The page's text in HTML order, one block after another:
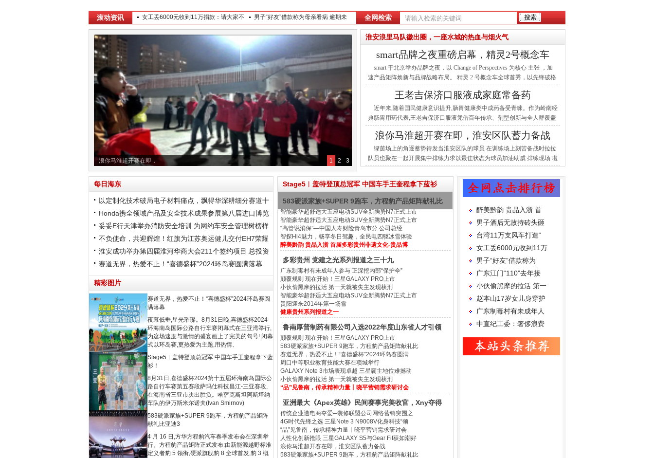
滚动资讯 女工丢6000元收到11万捐款：请大家不要 男子“好友”借款称为母亲看病 逾期未 广东江门“110”去年接57万个无效报警 小伙偷黑摩的拉活 第一天就被失主发现
全网检索
浪你马淮超开赛在即， 1 2 3
淮安浪里马队徽出圈，一座水城的热血与烟火气
smart品牌之夜重磅启幕，精灵2号概念车
smart 于北京举办品牌之夜，以 Change of Perspectives 为核心 主张 ，加
速产品矩阵焕新与品牌战略布局。 精灵 2 号概念车全球首秀，以先锋破格
美学设计， 前瞻演绎 经典两座都市座驾的全新 进化 。 量产
王老吉保济口服液成家庭常备药
近年来,随着国民健康意识提升,肠胃健康类中成药备受青睐。作为岭南经
典肠胃用药代表,王老吉保济口服液凭借百年传承、剂型创新与全人群覆盖
优势,稳居行业头部地位,成为亿万家庭信赖的常备健康选择。 王老吉
浪你马淮超开赛在即，淮安区队蓄力备战
绿茵场上的角逐蓄势待发当淮安区队的球员 在训练场上刻苦备战时拉拉
队员也聚在一起开展集中排练力求以最佳状态为球员加油助威 排练现场 啦
啦队员全情投入铿锵有力的鼓点声中队员们不断练习 磨合口号呐喊助
每日海东
以定制化技术破局电子材料痛点，飘得华深耕细分赛道十
Honda携全领域产品及安全技术成果参展第八届进口博览
妥妥E行天津举办消防安全培训 为网约车安全管理树榜样
不负使命，共迎辉煌！红旗为江苏奥运健儿交付EH7荣耀
淮安成功举办第四届淮河华商大会211个签约项目 总投资
赛道无界，热爱不止！“喜德盛杯”2024环岛赛圆满落幕
精彩图片
赛道无界，热爱不止！“喜德盛杯”2024环岛赛圆
满落幕
夜幕低垂,星光璀璨。8月31日晚,喜德盛杯2024
环海南岛国际公路自行车赛闭幕式在三亚湾举行,
为这场速度与激情的盛宴画上了完美的句号! 闭幕
式以环岛赛,更热爱为主题,用热情、
Stage5︱盖特登顶总冠军 中国车手王奎程拿下蓝
衫！
8月31日,喜德盛杯2024第十五届环海南岛国际公
路自行车赛第五赛段萨玛仕科技昌江-三亚赛段,
在海南省三亚市决出胜负。哈萨克斯坦阿斯塔纳
车队的伊万斯米尔诺夫(Ivan Smirnov)
583硬派家族+SUPER 9跑车，方程豹产品矩阵
献礼比亚迪3
4 月 16 日,方华方程豹汽车春季发布会在深圳举
行。方程豹产品矩阵正式发布:由新能源越野标准
定义者豹 5 领衔,硬派旗舰豹 8 全球首发,豹 3 概
Stage5︱盖特登顶总冠军 中国车手王奎程拿下蓝衫
583硬派家族+SUPER 9跑车，方程豹产品矩阵献礼比
智能豪华超舒适大五座电动SUV全新腾势N7正式上市
智能豪华超舒适大五座电动SUV全新腾势N7正式上市
“高管说消保”—中国人寿财险青岛市分 公司总经
智探Hi4魅力，畅享冬日驾趣，全民电四驱冰雪体验
醉美黔韵 贵品入浙 首届多彩贵州非遗文化-贵品博
多彩贵州 党建之光系列报道之三十九
广东制毒村有未成年人参与 正深挖内部“保护伞”
颠覆规则 现在开始！三星GALAXY PRO上市
小伙偷黑摩的拉活 第一天就被失主发现获刑
智能豪华超舒适大五座电动SUV全新腾势N7正式上市
贵阳迎来2014年第一场雪
健康贵州系列报道之一
鲁南厚普制药有限公司入选2022年度山东省人才引领
颠覆规则 现在开始！三星GALAXY PRO上市
583硬派家族+SUPER 9跑车，方程豹产品矩阵献礼比
赛道无界，热爱不止！“喜德盛杯”2024环岛赛圆满
周口中等职业教育技能大赛在项城举行
GALAXY Note 3市场表现卓越 三星霸主地位难撼动
小伙偷黑摩的拉活 第一天就被失主发现获刑
“品”见鲁南，传承精神力量丨晓平营销需求研讨会
亚洲最大《Apex英雄》民间赛事完美收官，Xny夺得
传统企业遭电商夺爱─装修联盟公司网络营销突围之
4G时代先锋之选 三星Note 3 N9008V化身科技“领
“品”见鲁南，传承精神力量丨晓平营销需求研讨会
人性化创新抢眼 三星GALAXY S5与Gear Fit获如潮好
浪你马淮超开赛在即，淮安区队蓄力备战
583硬派家族+SUPER 9跑车，方程豹产品矩阵献礼比
醉美黔韵 贵品入浙 首
男子酒后无故持砖头砸
台湾11万支风车打造“
女工丢6000元收到11万
男子“好友”借款称为
广东江门“110”去年接
小伙偷黑摩的拉活 第一
赵本山17岁女儿身穿护
广东制毒村有未成年人
中直纪工委：奢侈浪费